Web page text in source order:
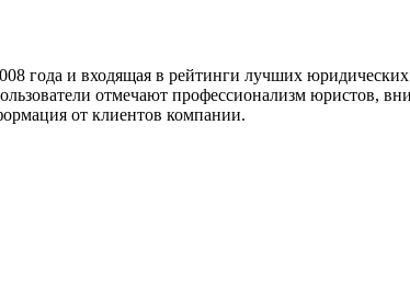
года и входящая в рейтинги лучших
отмечают профессионализм юристов,
от клиентов компании.